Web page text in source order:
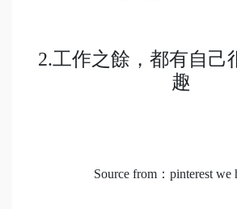
2.工作之餘，都有自己
趣
Source from：pinterest we